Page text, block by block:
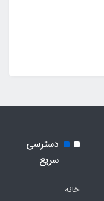
دسترسی
سریع
خانه